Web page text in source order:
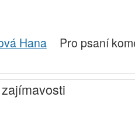
Hana
Pro psaní